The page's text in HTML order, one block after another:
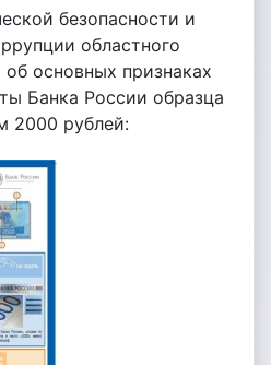
безопасности и
областного
основных признаках
Банка России образца
2000 рублей: